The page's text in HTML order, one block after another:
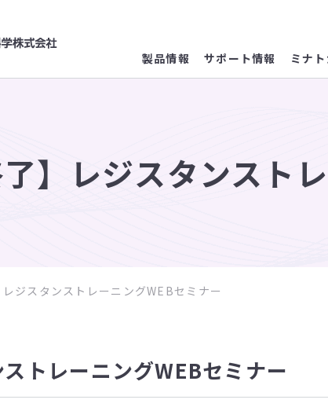
製品情報 サポート情報 ミナ
了】レジスタンスト
レジスタンストレーニングWEBセミナー
トレーニングWEBセミナー